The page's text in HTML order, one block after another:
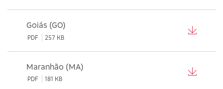
Goiás (GO)
PDF 257 KB
Maranhão (MA)
PDF 181 KB